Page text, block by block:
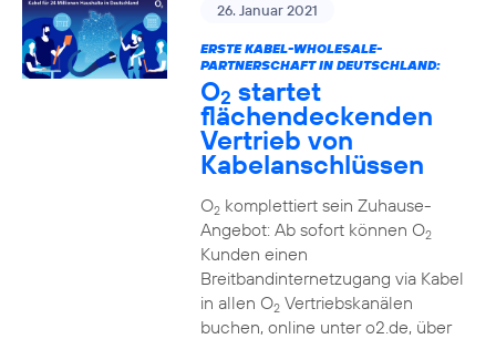
26. Januar 2021
ERSTE KABEL-WHOLESALE-
PARTNERSCHAFT IN DEUTSCHLAND:
O2 startet
flächendeckenden
Vertrieb von
Kabelanschlüssen
O2komplettiert sein Zuhause-
Angebot: Ab sofort können O2
Kunden einen
Breitbandinternetzugang via Kabel
in allen O2Vertriebskanälen
buchen, online unter o2.de, über